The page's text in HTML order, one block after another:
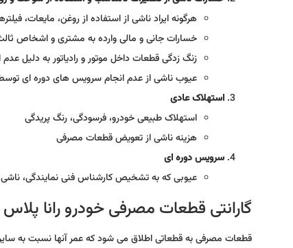
هرگونه ایراد ناشی از استفاده از روغن، مایعات،
خسارات جانی و مالی وارده به مشتری و اشخاص
زنگ زدگی قطعات داخل موتور و رادیاتور به دلیل
عیوب ناشی از عدم انجام سرویس های دوره ای
استهلاک عادی
استهلاک طبیعی خودرو، فرسودگی، رنگ پریدگی
هزینه ناشی از تعویض قطعات مصرفی
سرویس دوره ای
عیوبی که به تشخیص کارشناس فنی نمایندگی،
گارانتی قطعات مصرفی خودرو رانا
قطعات مصرفی به قطعاتی اطلاق می شود که عمر آنها نسبت به